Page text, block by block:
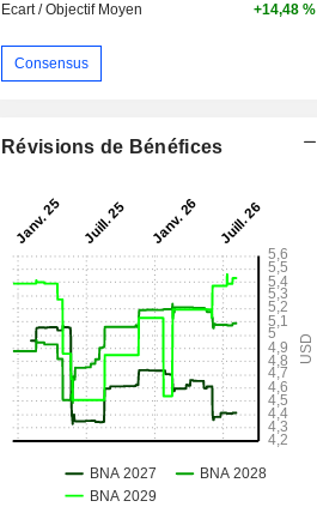
Ecart / Objectif Moyen +14,48 %
Consensus
Révisions de Bénéfices